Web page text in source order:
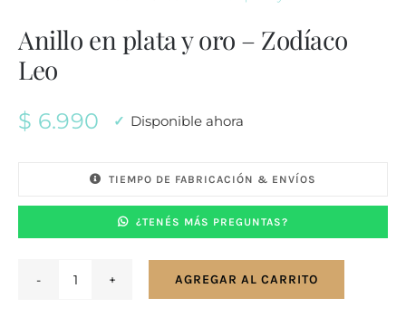
Anillo en plata y oro – Zodíaco
Leo
$ 6.990 Disponible ahora
TIEMPO DE FABRICACIÓN & ENVÍOS
¿TENÉS MÁS PREGUNTAS?
Anillo
AGREGAR AL CARRITO